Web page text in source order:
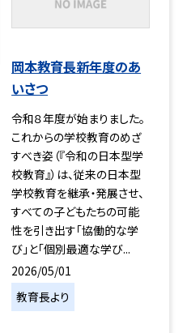
岡本教育長新年度のあ
いさつ
令和８年度が始まりました。
これからの学校教育のめざ
すべき姿（『令和の日本型学
校教育』）は、従来の日本型
学校教育を継承・発展させ、
すべての子どもたちの可能
性を引き出す「協働的な学
び」と「個別最適な学び...
2026/05/01
教育長より